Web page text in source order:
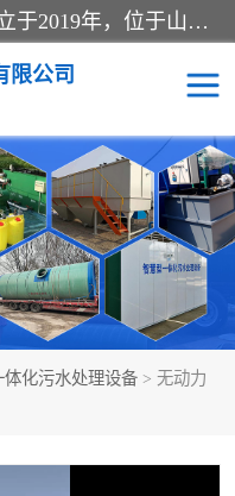
潍坊帝洁环保设备有限公司成立于2019年，位于山东省潍坊市潍城经济开发区；公司专注于环境保护专用设备及配件的研发、生产、安装与销售，同时涉及医用消毒设备、机电设备和仪器仪表的销售。此外，公司提供环保工程施工、环保技术研发与转让、技术服务以及环境工程专项设计服务，致力于为客户提供全面的环保解决方案，助力绿色可持续发展。
限公司
体化污水处理设备 > 无动力
宰肉食品加工污水处理
备
校污水处理设备
涂废水油墨废水
性涂料加工污水处理设